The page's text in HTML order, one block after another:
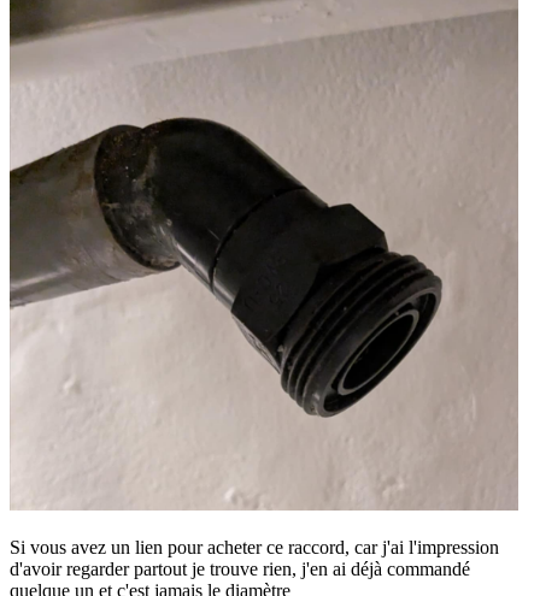
Si vous avez un lien pour acheter ce raccord, car j'ai l'impression
d'avoir regarder partout je trouve rien, j'en ai déjà commandé
quelque un et c'est jamais le diamètre